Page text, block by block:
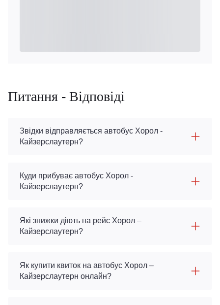
Питання - Відповіді
Звідки відправляється автобус Хорол -
Кайзерслаутерн?
Куди прибуває автобус Хорол -
Кайзерслаутерн?
Які знижки діють на рейс Хорол –
Кайзерслаутерн?
Як купити квиток на автобус Хорол –
Кайзерслаутерн онлайн?